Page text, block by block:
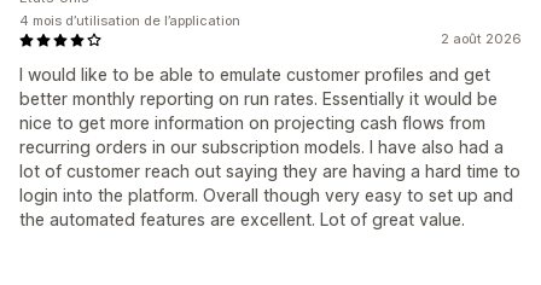
2 août 2026
I would like to be able to emulate customer profiles and get
better monthly reporting on run rates. Essentially it would be
nice to get more information on projecting cash flows from
recurring orders in our subscription models. I have also had a
lot of customer reach out saying they are having a hard time to
login into the platform. Overall though very easy to set up and
the automated features are excellent. Lot of great value.
4 mois d’utilisation de l’application